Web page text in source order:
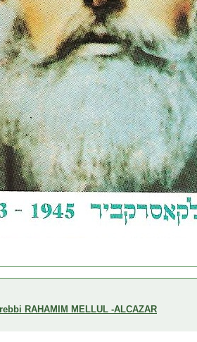
RAHAMIM MELLUL -ALCAZAR